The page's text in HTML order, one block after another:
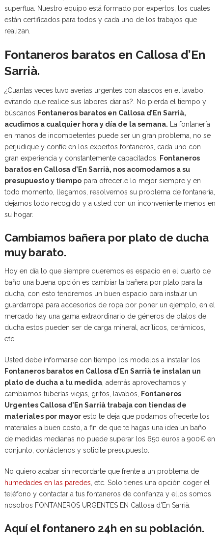
superflua. Nuestro equipo está formado por expertos, los cuales
están certificados para todos y cada uno de los trabajos que
realizan.
Fontaneros baratos en Callosa d’En
Sarrià.
¿Cuantas veces tuvo averias urgentes con atascos en el lavabo,
evitando que realice sus labores diarias?. No pierda el tiempo y
búscanos Fontaneros baratos en Callosa d’En Sarrià,
acudimos a cualquier hora y día de la semana. La fontanería
en manos de incompetentes puede ser un gran problema, no se
perjudique y confíe en los expertos fontaneros, cada uno con
gran experiencia y constantemente capacitados.
Fontaneros
baratos en Callosa d’En Sarrià, nos acomodamos a su
presupuesto y tiempopara ofrecerle lo mejor siempre y en
todo momento, llegamos, resolvemos su problema de fontanería,
dejamos todo recogido y a usted con un inconveniente menos en
su hogar.
Cambiamos bañera por plato de ducha
muy barato.
Hoy en día lo que siempre queremos es espacio en el cuarto de
baño una buena opción es cambiar la bañera por plato para la
ducha, con esto tendremos un buen espacio para instalar un
guardarropa para accesorios de ropa por poner un ejemplo, en el
mercado hay una gama extraordinario de géneros de platos de
ducha estos pueden ser de carga mineral, acrílicos, cerámicos,
etc.
Usted debe informarse con tiempo los modelos a instalar los
Fontaneros baratos en Callosa d’En Sarrià te instalan un
plato de ducha a tu medida, además aprovechamos y
cambiamos tuberías viejas, grifos, lavabos,
Fontaneros
Urgentes Callosa d’En Sarrià trabaja con tiendas de
materiales por mayoresto te deja que podamos ofrecerte los
materiales a buen costo, a fin de que te hagas una idea un baño
de medidas medianas no puede superar los 650 euros a 900€ en
conjunto, contáctenos y solicite presupuesto.
No quiero acabar sin recordarte que frente a un problema de
humedades en las paredes , etc. Solo tienes una opción coger el
teléfono y contactar a tus fontaneros de confianza y ellos somos
nosotros FONTANEROS URGENTES EN Callosa d’En Sarrià.
Aquí el fontanero 24h en su población.